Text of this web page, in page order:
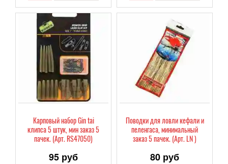
Карповый набор Gin tai
клипса 5 штук, мин заказ 5
пачек. (Арт. RS47050)
95 руб
Поводки для ловли кефали и
пеленгаса, минимальный
заказ 5 пачек. (Арт. LN )
80 руб